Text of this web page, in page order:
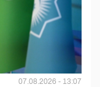
07.08.2026 - 13:07